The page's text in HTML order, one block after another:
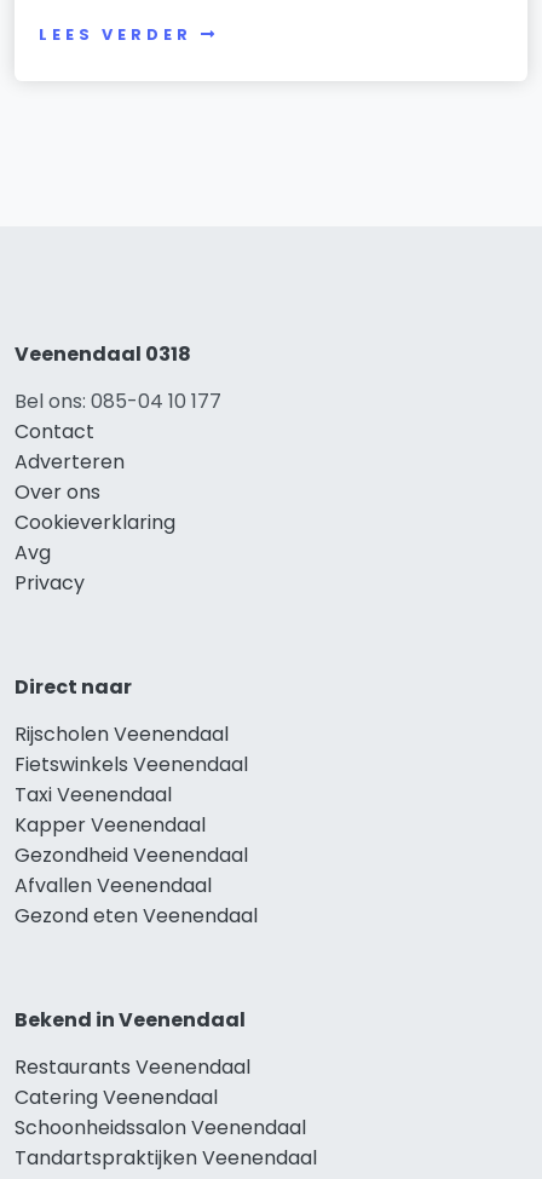
LEES VERDER
Veenendaal 0318
Bel ons: 085-04 10 177
Contact
Adverteren
Over ons
Cookieverklaring
Avg
Privacy
Direct naar
Rijscholen Veenendaal
Fietswinkels Veenendaal
Taxi Veenendaal
Kapper Veenendaal
Gezondheid Veenendaal
Afvallen Veenendaal
Gezond eten Veenendaal
Bekend in Veenendaal
Restaurants Veenendaal
Catering Veenendaal
Schoonheidssalon Veenendaal
Tandartspraktijken Veenendaal